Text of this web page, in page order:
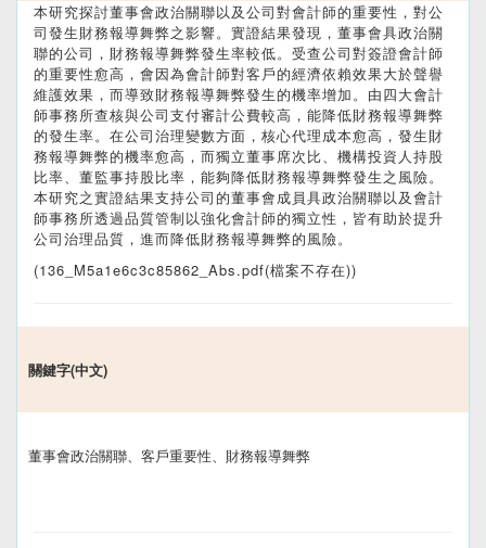
本研究探討董事會政治關聯以及公司對會計師的重要性，對公
司發生財務報導舞弊之影響。實證結果發現，董事會具政治關
聯的公司，財務報導舞弊發生率較低。受查公司對簽證會計師
的重要性愈高，會因為會計師對客戶的經濟依賴效果大於聲譽
維護效果，而導致財務報導舞弊發生的機率增加。由四大會計
師事務所查核與公司支付審計公費較高，能降低財務報導舞弊
的發生率。在公司治理變數方面，核心代理成本愈高，發生財
務報導舞弊的機率愈高，而獨立董事席次比、機構投資人持股
比率、董監事持股比率，能夠降低財務報導舞弊發生之風險。
本研究之實證結果支持公司的董事會成員具政治關聯以及會計
師事務所透過品質管制以強化會計師的獨立性，皆有助於提升
公司治理品質，進而降低財務報導舞弊的風險。
(136_M5a1e6c3c85862_Abs.pdf(檔案不存在))
關鍵字(中文)
董事會政治關聯、客戶重要性、財務報導舞弊